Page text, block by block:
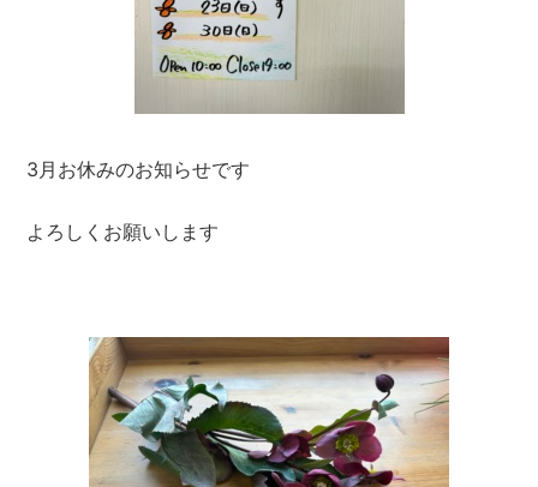
3月お休みのお知らせです
よろしくお願いします